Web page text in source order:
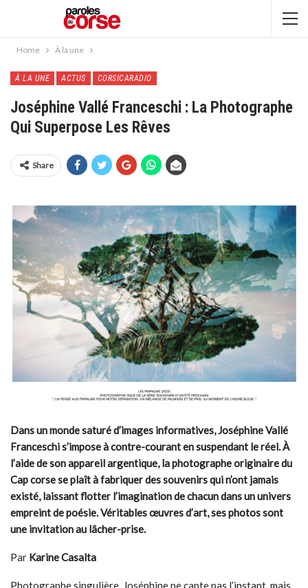
Home À la une
À LA UNE ACTUS CORSICARADIO
Joséphine Vallé Franceschi : La Photographe
Qui Superpose Les Rêves
Share
Dans un monde saturé d’images informatives, Joséphine Vallé
Franceschi s’impose à contre-courant en suspendant le réel. À
l’aide de son appareil argentique, la photographe originaire du
Cap corse se plaît à fabriquer des souvenirs qui n’ont jamais
existé, laissant flotter l’imagination de chacun dans un univers
empreint de poésie. Véritables œuvres d’art, ses photos sont
une invitation au lâcher-prise.
Par Karine Casalta
Photographe singulière, Joséphine ne capte pas l’instant, mais